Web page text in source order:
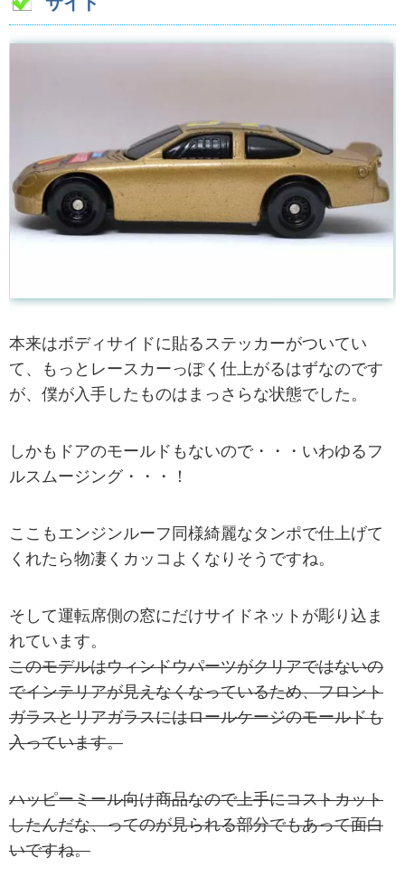
本来はボディサイドに貼るステッカーがついてい
て、もっとレースカーっぽく仕上がるはずなのです
が、僕が入手したものはまっさらな状態でした。
しかもドアのモールドもないので・・・いわゆるフ
ルスムージング・・・！
ここもエンジンルーフ同様綺麗なタンポで仕上げて
くれたら物凄くカッコよくなりそうですね。
そして運転席側の窓にだけサイドネットが彫り込ま
れています。
このモデルはウィンドウパーツがクリアではないの
でインテリアが見えなくなっているため、フロント
ガラスとリアガラスにはロールケージのモールドも
入っています。
ハッピーミール向け商品なので上手にコストカット
したんだな、ってのが見られる部分でもあって面白
いですね。